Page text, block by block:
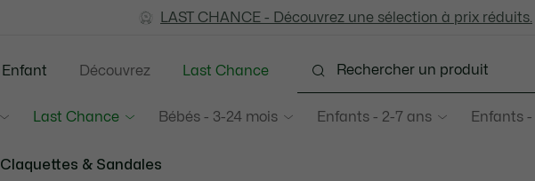
LAST CHANCE - Découvrez une sélection à prix réduits.
LAST CHANCE - Découvrez une sélection à prix réduits.
Enfant
Last Chance Bébés - 3-24 mois Enfants - 2-7 ans Enfants -
Découvrez Last Chance
Claquettes & Sandales